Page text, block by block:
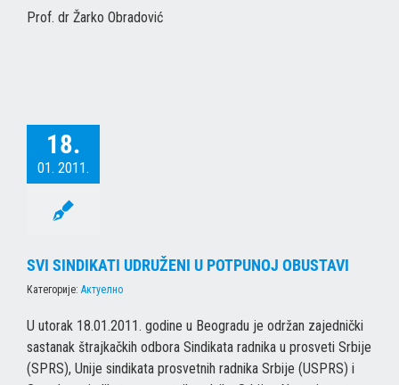
Prof. dr Žarko Obradović
18.
01. 2011.
SVI SINDIKATI UDRUŽENI U POTPUNOJ OBUSTAVI
Категорије: Актуелно
U utorak 18.01.2011. godine u Beogradu je održan zajednički
sastanak štrajkačkih odbora Sindikata radnika u prosveti Srbije
(SPRS), Unije sindikata prosvetnih radnika Srbije (USPRS) i